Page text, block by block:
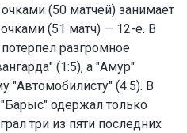
(50 матчей) занимает
(51 матч) — 12-е. В
разгромное
(1:5), а "Амур"
"Автомобилисту" (4:5). В
одержал только
три из пяти последних